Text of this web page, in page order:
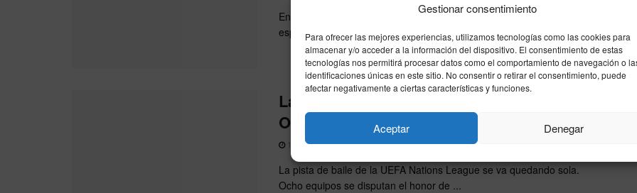
Gestionar consentimiento
Para ofrecer las mejores experiencias, utilizamos tecnologías como las cookies para
almacenar y/o acceder a la información del dispositivo. El consentimiento de estas
tecnologías nos permitirá procesar datos como el comportamiento de navegación o
identificaciones únicas en este sitio. No consentir o retirar el consentimiento, puede
afectar negativamente a ciertas características y funciones.
Aceptar Denegar
En un duelo vibrante disputado en el estadio De Kuip, la selección
española logró un valioso empate (2-2) ante Países ...
La Nations League llega a su fase decisiva:
Ocho equipos luchan por la gloria
19/03/2025
La pista de baile de la UEFA Nations League se va quedando sola.
Ocho equipos se disputan el honor de ...